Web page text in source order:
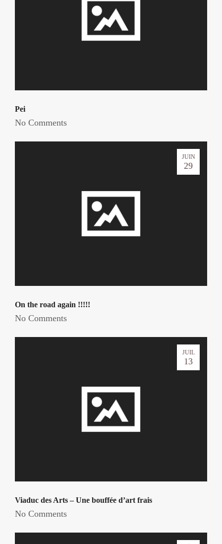
Pei
No Comments
JUIN
29
On the road again !!!!!
No Comments
JUIL
13
Viaduc des Arts – Une bouffée d’art frais
No Comments